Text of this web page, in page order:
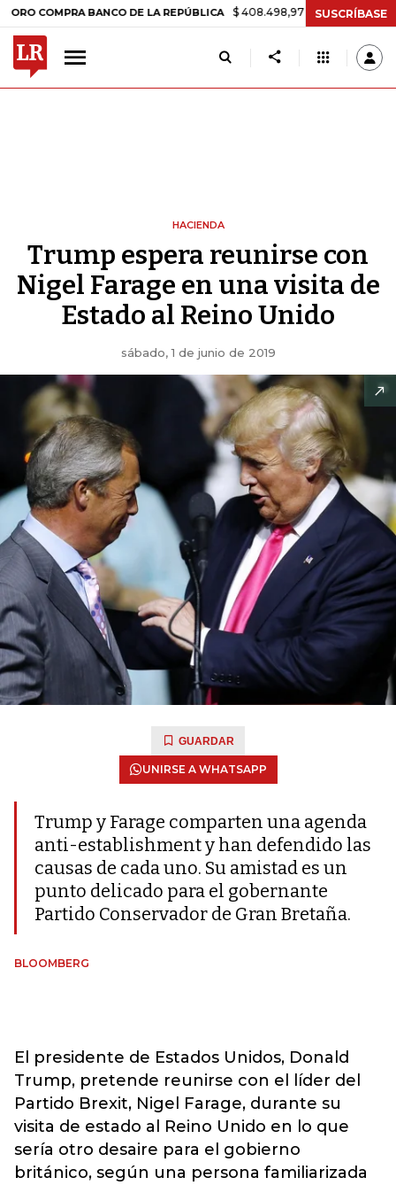
BANCO DE LA REPÚBLICA $ 408.498,97 +$ 8.753,81 +2,19%
SUSCRÍBASE
HACIENDA
Trump espera reunirse con
Nigel Farage en una visita de
Estado al Reino Unido
sábado, 1 de junio de 2019
GUARDAR
UNIRSE A WHATSAPP
Trump y Farage comparten una agenda
anti-establishment y han defendido las
causas de cada uno. Su amistad es un
punto delicado para el gobernante
Partido Conservador de Gran Bretaña.
BLOOMBERG
El presidente de Estados Unidos, Donald
Trump, pretende reunirse con el líder del
Partido Brexit, Nigel Farage, durante su
visita de estado al Reino Unido en lo que
sería otro desaire para el gobierno
británico, según una persona familiarizada